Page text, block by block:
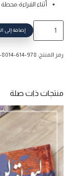
أثناء القراءة:محطة
الزنبقة
إضافة إلى
رمز المنتج: 978-614-8014-14-7
منتجات ذات صلة